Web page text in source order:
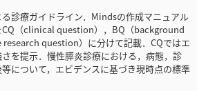
診療ガイドライン．Mindsの作成マニュアル
CQ（clinical question），BQ（background
question）に分けて記載．CQではエ
を提示．慢性膵炎診療における，病態，診
について，エビデンスに基づき現時点の標準